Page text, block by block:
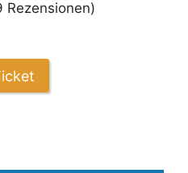
Rezensionen)